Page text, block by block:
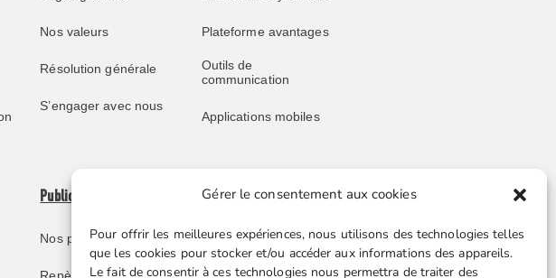
Gérer le consentement aux cookies
Pour offrir les meilleures expériences, nous utilisons des technologies telles
que les cookies pour stocker et/ou accéder aux informations des appareils.
Le fait de consentir à ces technologies nous permettra de traiter des
Nos valeurs
Résolution générale
S’engager avec nous
Plateforme avantages
Outils de
communication
Applications mobiles
Publications
Nos publications
Repère juridique
Liens utiles
Boutique en ligne
Espace Presse